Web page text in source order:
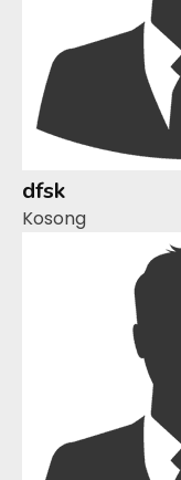
dfsk
Kosong